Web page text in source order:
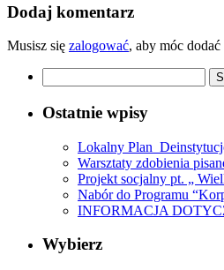
Dodaj komentarz
Musisz się zalogować, aby móc
Ostatnie wpisy
Lokalny Plan
Warsztaty zdobienia
Projekt socjalny pt. „
Nabór do Programu
INFORMACJA
Wybierz